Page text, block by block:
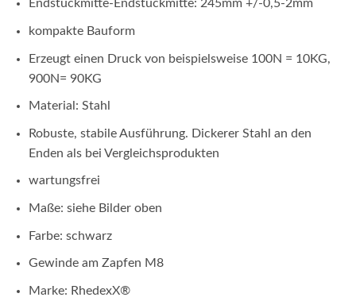
Endstückmitte-Endstückmitte: 245mm +/-0,5-2mm
kompakte Bauform
Erzeugt einen Druck von beispielsweise 100N = 10KG,
900N= 90KG
Material: Stahl
Robuste, stabile Ausführung. Dickerer Stahl an den
Enden als bei Vergleichsprodukten
wartungsfrei
Maße: siehe Bilder oben
Farbe: schwarz
Gewinde am Zapfen M8
Marke: RhedexX®